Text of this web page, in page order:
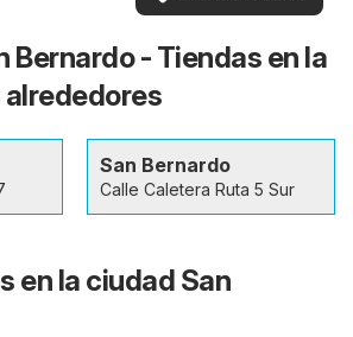
Bernardo - Tiendas en la
San Bernardo
Calle Caletera Ruta 5 Sur
en la ciudad San